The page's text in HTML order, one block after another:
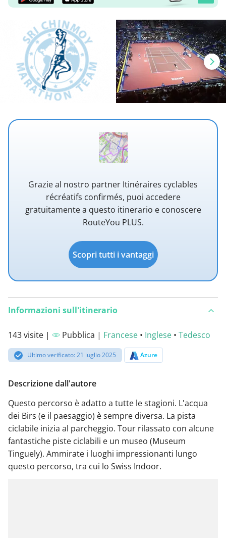
Grazie al nostro partner Itinéraires cyclables
récréatifs confirmés, puoi accedere
gratuitamente a questo itinerario e conoscere
RouteYou PLUS.
Scopri tutti i vantaggi
Informazioni sull'itinerario
143 visite | Pubblica | Francese • Inglese • Tedesco
Ultimo verificato: 21 luglio 2025 Azure
Descrizione dall'autore
Questo percorso è adatto a tutte le stagioni. L'acqua
dei Birs (e il paesaggio) è sempre diversa. La pista
ciclabile inizia al parcheggio. Tour rilassato con alcune
fantastiche piste ciclabili e un museo (Museum
Tinguely). Ammirate i luoghi impressionanti lungo
questo percorso, tra cui lo Swiss Indoor.